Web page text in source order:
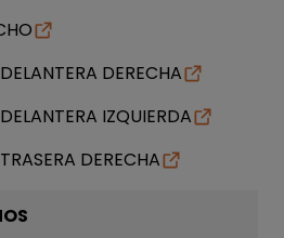
DERECHA
IZQUIERDA
DERECHA